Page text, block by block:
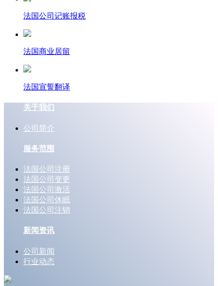
法国公司记账报税
法国商业居留
法国宣誓翻译
关于我们
公司简介
服务范围
法国公司注册
法国公司变更
法国公司激活
法国公司休眠
法国公司注销
新闻资讯
公司新闻
行业动态